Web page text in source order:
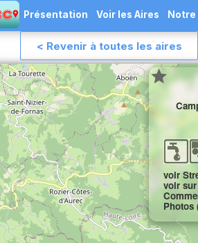
Présentation Voir les Aires Notre
< Revenir à toutes les aires
voir
voir
Photos